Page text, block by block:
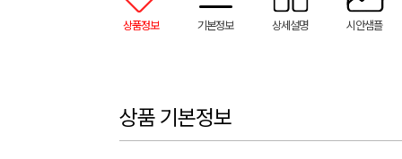
상품정보 기본정보 상세설명 시안샘플
상품 기본정보